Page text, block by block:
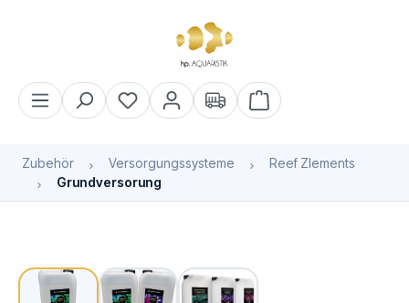
Warenkorb enthält 0
Zubehör Versorgungssysteme
Reef Zlements
Grundversorung